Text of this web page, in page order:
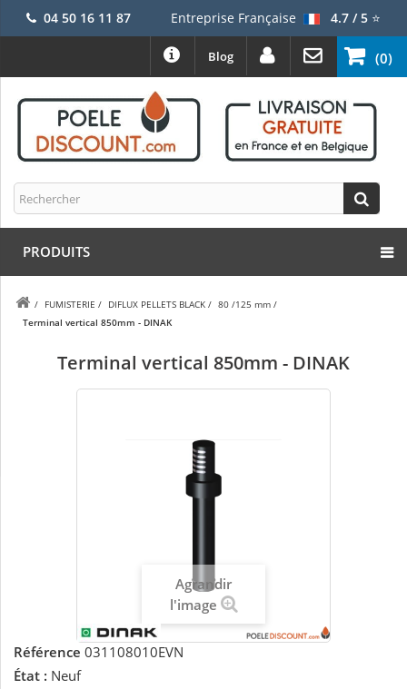
04 50 16 11 87 Entreprise Française 4.7 / 5⭐
(0)
Blog
PRODUITS
/ FUMISTERIE / DIFLUX PELLETS BLACK / 80 /125 mm /
Terminal vertical 850mm - DINAK
Terminal vertical 850mm - DINAK
Agrandir
l'image
Référence 031108010EVN
État : Neuf